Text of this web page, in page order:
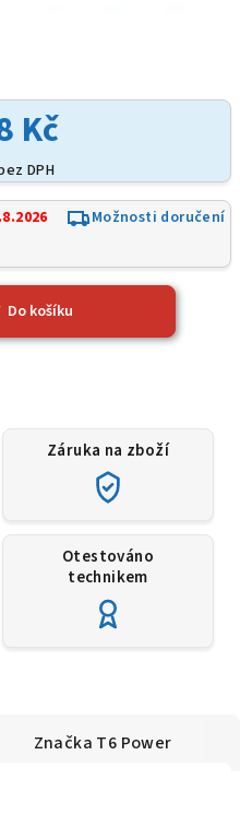
Kč
DPH
Možnosti doručení
Do košíku
Záruka na zboží
Otestováno
technikem
Značka T6 Power